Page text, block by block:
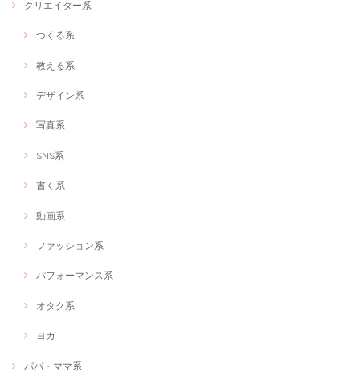
クリエイター系
つくる系
教える系
デザイン系
写真系
SNS系
書く系
動画系
ファッション系
パフォーマンス系
オタク系
ヨガ
パパ・ママ系